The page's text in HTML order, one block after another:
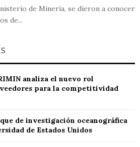
de Minería, se dieron a conocer
de...
analiza el nuevo rol
para la competitividad
de investigación oceanográfica
de Estados Unidos